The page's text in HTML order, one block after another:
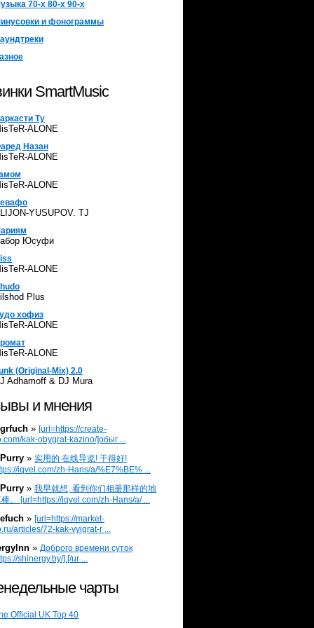
70-х 80-х 90-х
и фонограммы
SmartMusic
Ту
ALONE
Назан
ALONE
ALONE
YUSUPOV. TJ
Юсуфи
ALONE
Plus
хофиз
ALONE
ALONE
(Original-Mix) 2.0
Adhamoff & DJ Mura
и мнения
» [url=https://create-
kak-obygrat-kazino/]обыг ...
» 实用的 在线导览! 干得好!
iqvel.com/zh-Hans/a/%E7%BE% ...
» 我早就想, 看到你们相册那样的地
。 [url=https://iqvel.com/zh-Hans/a/ ...
» [url=https://market-
articles/72-kak-vyigrat-r ...
» Доброго времени суток
shinergy.by/].[/ur ...
чарты
Official UK Top 40